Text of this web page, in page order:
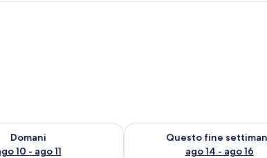
Domani
10 - ago 11
per domani, ago 10 - ago 11
Questo fine
ago 14 - ago 16
Verifica la disponibilità per